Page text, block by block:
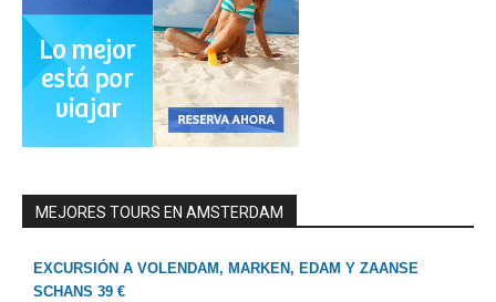
MEJORES TOURS EN AMSTERDAM
EXCURSIÓN A VOLENDAM, MARKEN, EDAM Y ZAANSE
SCHANS 39 €